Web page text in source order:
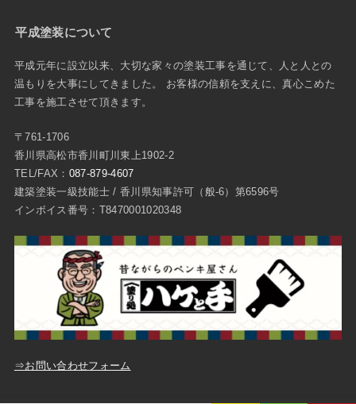
平成塗装について
平成元年に設立以来、大切な家々の塗装工事を通じて、人と人との
温もりを大事にしてきました。 お客様の信頼を支えに、真心こめた
工事を施工させて頂きます。
〒761-1706
香川県高松市香川町川東上1902-2
TEL/FAX： 087-879-4607
建築塗装一級技能士 / 香川県知事許可（般-6）第6596号
インボイス番号：T8470001020348
⇒お問い合わせフォーム